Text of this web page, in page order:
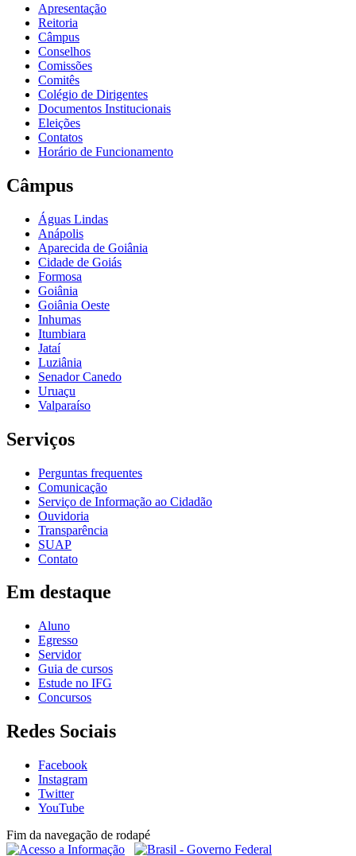
Apresentação
Reitoria
Câmpus
Conselhos
Comissões
Comitês
Colégio de Dirigentes
Documentos Institucionais
Eleições
Contatos
Horário de Funcionamento
Câmpus
Águas Lindas
Anápolis
Aparecida de Goiânia
Cidade de Goiás
Formosa
Goiânia
Goiânia Oeste
Inhumas
Itumbiara
Jataí
Luziânia
Senador Canedo
Uruaçu
Valparaíso
Serviços
Perguntas frequentes
Comunicação
Serviço de Informação ao Cidadão
Ouvidoria
Transparência
SUAP
Contato
Em destaque
Aluno
Egresso
Servidor
Guia de cursos
Estude no IFG
Concursos
Redes Sociais
Facebook
Instagram
Twitter
YouTube
Fim da navegação de rodapé